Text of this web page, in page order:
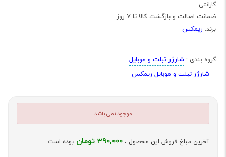
گارانتی
ضمانت اصالت و بازگشت کالا تا 7 روز
برند: ریمکس
گروه بندی : شارژر تبلت و موبایل
شارژر تبلت و موبایل ریمکس
موجود نمی باشد
آخرین مبلغ فروش این محصول ، 390,000 تومان بوده است